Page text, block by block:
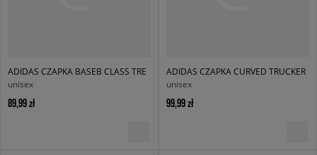
ADIDAS CZAPKA BASEB CLASS TRE
unisex
89,99 zł
ADIDAS CZAPKA CURVED TRUCKER
unisex
99,99 zł